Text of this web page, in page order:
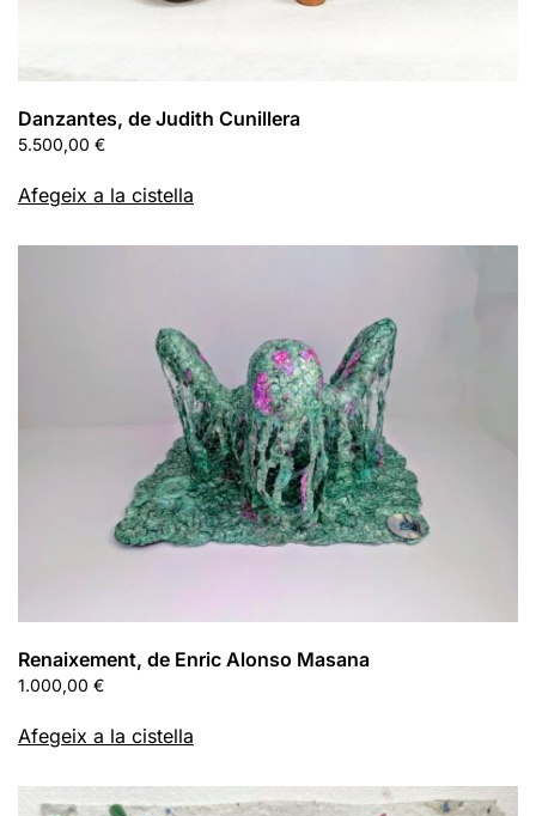
Danzantes, de Judith Cunillera
5.500,00 €
Afegeix a la cistella
Renaixement, de Enric Alonso Masana
1.000,00 €
Afegeix a la cistella